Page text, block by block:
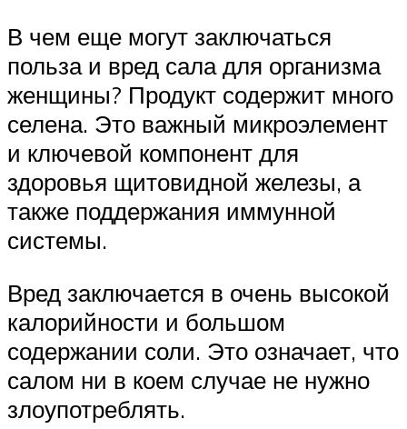
В чем еще могут заключаться
польза и вред сала для организма
женщины? Продукт содержит много
селена. Это важный микроэлемент
и ключевой компонент для
здоровья щитовидной железы, а
также поддержания иммунной
системы.
Вред заключается в очень высокой
калорийности и большом
содержании соли. Это означает, что
салом ни в коем случае не нужно
злоупотреблять.